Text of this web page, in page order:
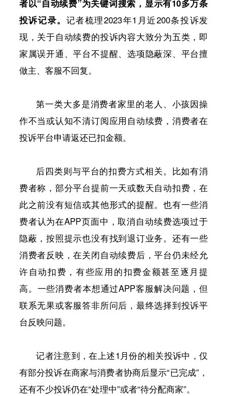
者以“自动续费”为关键词搜索，显示有10多万条
投诉记录。 记者梳理2023年1月近200条投诉发
现，关于自动续费的投诉内容大致分为五类，即
家属误开通、平台不提醒、选项隐蔽深、平台擅
做主、客服不回复。
第一类大多是消费者家里的老人、小孩因操
作不当或认知不清订阅应用自动续费，消费者在
投诉平台申请返还已扣金额。
后四类则与平台的扣费方式相关。比如有消
费者称，部分平台提前一天或数天自动扣费，在
此之前没有短信或其他形式的提醒。也有一些消
费者认为在APP页面中，取消自动续费选项过于
隐蔽，按照提示也没有找到退订业务。还有一些
消费者反映，在关闭自动续费后，平台仍未经允
许自动扣费，有些应用的扣费金额甚至逐月提
高。一些消费者本想通过APP客服解决问题，但
联系无果或客服答非所问后，最终选择到投诉平
台反映问题。
记者注意到，在上述1月份的相关投诉中，仅
有部分投诉在商家与消费者协商后显示“已完成”，
还有不少投诉仍在“处理中”或者“待分配商家”。